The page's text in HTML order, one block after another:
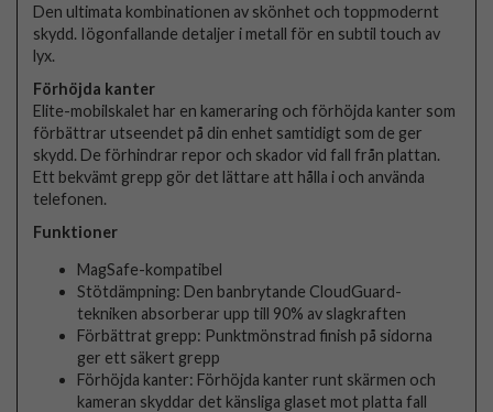
Den ultimata kombinationen av skönhet och toppmodernt
skydd. Iögonfallande detaljer i metall för en subtil touch av
lyx.
Förhöjda kanter
Elite-mobilskalet har en kameraring och förhöjda kanter som
förbättrar utseendet på din enhet samtidigt som de ger
skydd. De förhindrar repor och skador vid fall från plattan.
Ett bekvämt grepp gör det lättare att hålla i och använda
telefonen.
Funktioner
MagSafe-kompatibel
Stötdämpning: Den banbrytande CloudGuard-
tekniken absorberar upp till 90% av slagkraften
Förbättrat grepp: Punktmönstrad finish på sidorna
ger ett säkert grepp
Förhöjda kanter: Förhöjda kanter runt skärmen och
kameran skyddar det känsliga glaset mot platta fall